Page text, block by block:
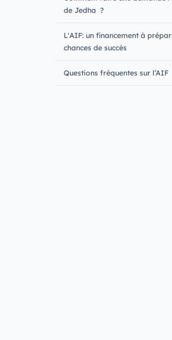
de Jedha ?
L'AIF: un financement à
chances de succès
Questions fréquentes sur l’AIF